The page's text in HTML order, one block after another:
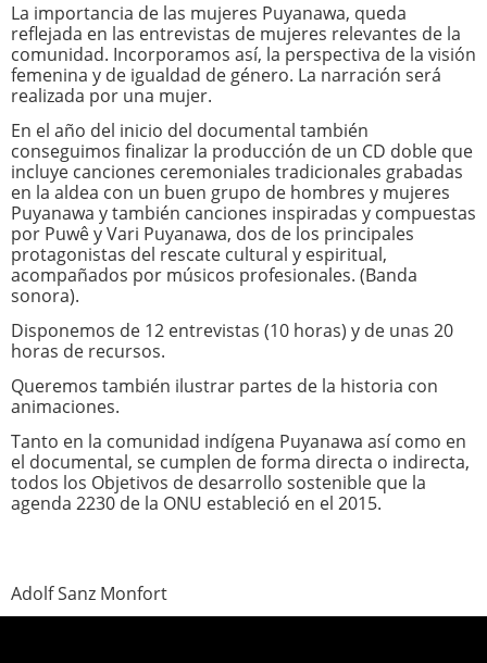
La importancia de las mujeres Puyanawa, queda
reflejada en las entrevistas de mujeres relevantes de la
comunidad. Incorporamos así, la perspectiva de la visión
femenina y de igualdad de género. La narración será
realizada por una mujer.
En el año del inicio del documental también
conseguimos finalizar la producción de un CD doble que
incluye canciones ceremoniales tradicionales grabadas
en la aldea con un buen grupo de hombres y mujeres
Puyanawa y también canciones inspiradas y compuestas
por Puwê y Vari Puyanawa, dos de los principales
protagonistas del rescate cultural y espiritual,
acompañados por músicos profesionales. (Banda
sonora).
Disponemos de 12 entrevistas (10 horas) y de unas 20
horas de recursos.
Queremos también ilustrar partes de la historia con
animaciones.
Tanto en la comunidad indígena Puyanawa así como en
el documental, se cumplen de forma directa o indirecta,
todos los Objetivos de desarrollo sostenible que la
agenda 2230 de la ONU estableció en el 2015.
Adolf Sanz Monfort